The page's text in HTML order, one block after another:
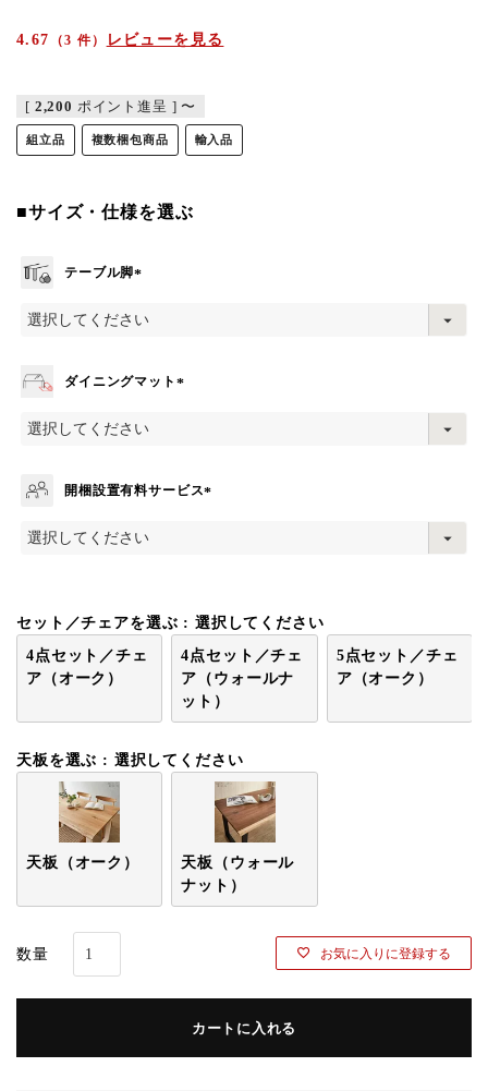
4.67 （3 件） レビューを見る
[ 2,200 ポイント進呈 ] 〜
組立品 複数梱包商品 輸入品
■サイズ・仕様を選ぶ
テーブル脚
必
ダイニングマット
開梱設置有料サービス
セット／チェアを選ぶ
選択してください
4点セット／チェ
ア（オーク）
4点セット／チェ
ア（ウォールナ
ット）
5点セット／チェ
ア（オーク）
天板を選ぶ 選択してください
天板（オーク）
天板（ウォール
ナット）
お気に入りに登録する
カートに入れる